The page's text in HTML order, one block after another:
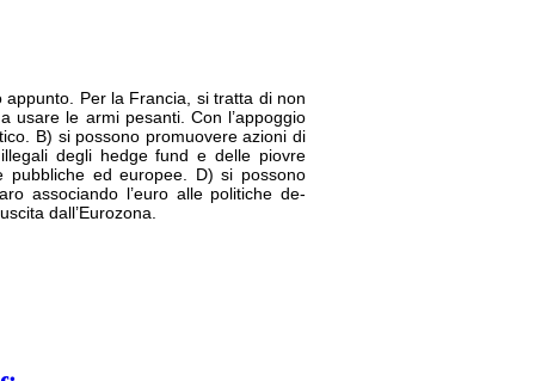
Per la Francia, si tratta di non
usare le armi pesanti. Con l’appoggio
B) si possono promuovere azioni di
degli hedge fund e delle piovre
pubbliche ed europee. D) si possono
associando l’euro alle politiche de-
dall’Eurozona.